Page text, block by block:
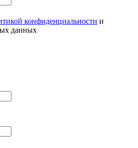
конфиденциальности и
данных